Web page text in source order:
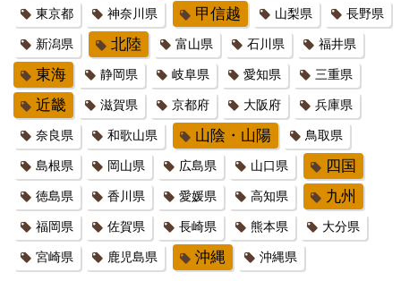
東京都 神奈川県 甲信越 山梨県 長野県
新潟県 北陸 富山県 石川県 福井県
東海 静岡県 岐阜県 愛知県 三重県
近畿 滋賀県 京都府 大阪府 兵庫県
奈良県 和歌山県 山陰・山陽 鳥取県
島根県 岡山県 広島県 山口県 四国
徳島県 香川県 愛媛県 高知県 九州
福岡県 佐賀県 長崎県 熊本県 大分県
宮崎県 鹿児島県 沖縄 沖縄県